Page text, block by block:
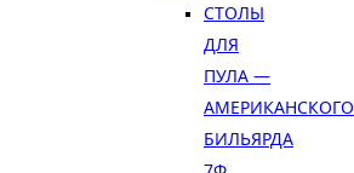
СТОЛЫ
ДЛЯ
ПУЛА —
АМЕРИКАНСКОГО
БИЛЬЯРДА